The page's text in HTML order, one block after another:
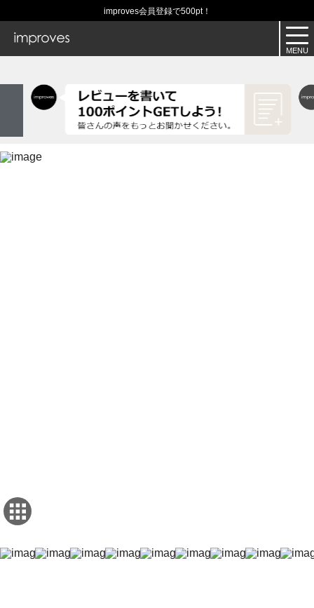
improves会員登録で500pt！